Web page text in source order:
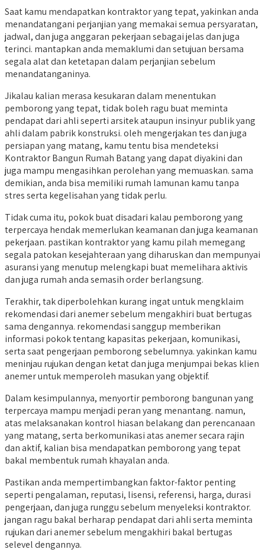
Saat kamu mendapatkan kontraktor yang tepat, yakinkan anda
menandatangani perjanjian yang memakai semua persyaratan,
jadwal, dan juga anggaran pekerjaan sebagai jelas dan juga
terinci. mantapkan anda memaklumi dan setujuan bersama
segala alat dan ketetapan dalam perjanjian sebelum
menandatanganinya.
Jikalau kalian merasa kesukaran dalam menentukan
pemborong yang tepat, tidak boleh ragu buat meminta
pendapat dari ahli seperti arsitek ataupun insinyur publik yang
ahli dalam pabrik konstruksi. oleh mengerjakan tes dan juga
persiapan yang matang, kamu tentu bisa mendeteksi
Kontraktor Bangun Rumah Batang yang dapat diyakini dan
juga mampu mengasihkan perolehan yang memuaskan. sama
demikian, anda bisa memiliki rumah lamunan kamu tanpa
stres serta kegelisahan yang tidak perlu.
Tidak cuma itu, pokok buat disadari kalau pemborong yang
terpercaya hendak memerlukan keamanan dan juga keamanan
pekerjaan. pastikan kontraktor yang kamu pilah memegang
segala patokan kesejahteraan yang diharuskan dan mempunyai
asuransi yang menutup melengkapi buat memelihara aktivis
dan juga rumah anda semasih order berlangsung.
Terakhir, tak diperbolehkan kurang ingat untuk mengklaim
rekomendasi dari anemer sebelum mengakhiri buat bertugas
sama dengannya. rekomendasi sanggup memberikan
informasi pokok tentang kapasitas pekerjaan, komunikasi,
serta saat pengerjaan pemborong sebelumnya. yakinkan kamu
meninjau rujukan dengan ketat dan juga menjumpai bekas klien
anemer untuk memperoleh masukan yang objektif.
Dalam kesimpulannya, menyortir pemborong bangunan yang
terpercaya mampu menjadi peran yang menantang. namun,
atas melaksanakan kontrol hiasan belakang dan perencanaan
yang matang, serta berkomunikasi atas anemer secara rajin
dan aktif, kalian bisa mendapatkan pemborong yang tepat
bakal membentuk rumah khayalan anda.
Pastikan anda mempertimbangkan faktor-faktor penting
seperti pengalaman, reputasi, lisensi, referensi, harga, durasi
pengerjaan, dan juga runggu sebelum menyeleksi kontraktor.
jangan ragu bakal berharap pendapat dari ahli serta meminta
rujukan dari anemer sebelum mengakhiri bakal bertugas
selevel dengannya.